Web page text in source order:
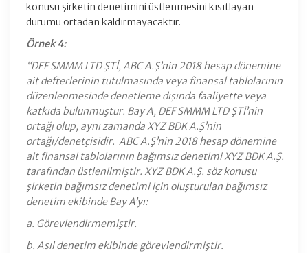
konusu şirketin denetimini üstlenmesini kısıtlayan
durumu ortadan kaldırmayacaktır.
Örnek 4:
“DEF SMMM LTD ŞTİ, ABC A.Ş’nin 2018 hesap dönemine
ait defterlerinin tutulmasında veya finansal tablolarının
düzenlenmesinde denetleme dışında faaliyette veya
katkıda bulunmuştur. Bay A, DEF SMMM LTD ŞTİ’nin
ortağı olup, aynı zamanda XYZ BDK A.Ş’nin
ortağı/denetçisidir. ABC A.Ş’nin 2018 hesap dönemine
ait finansal tablolarının bağımsız denetimi XYZ BDK A.Ş.
tarafından üstlenilmiştir. XYZ BDK A.Ş. söz konusu
şirketin bağımsız denetimi için oluşturulan bağımsız
denetim ekibinde Bay A’yı:
a. Görevlendirmemiştir.
b. Asıl denetim ekibinde görevlendirmiştir.